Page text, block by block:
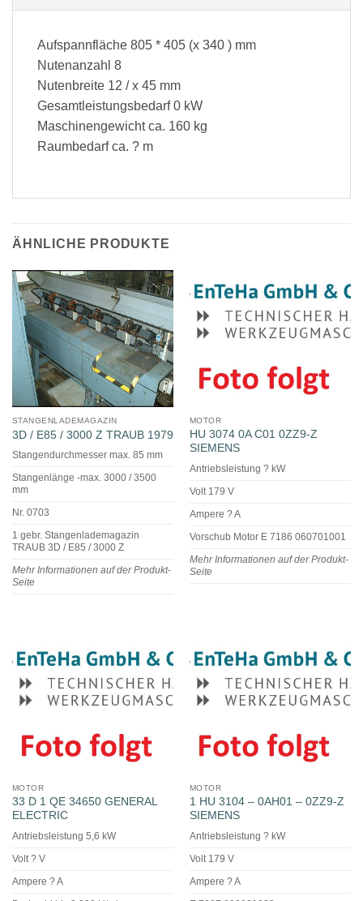
Aufspannfläche 805 * 405 (x 340 ) mm
Nutenanzahl 8
Nutenbreite 12 / x 45 mm
Gesamtleistungsbedarf 0 kW
Maschinengewicht ca. 160 kg
Raumbedarf ca. ? m
ÄHNLICHE PRODUKTE
STANGENLADEMAGAZIN
3D / E85 / 3000 Z TRAUB 1979
Stangendurchmesser max. 85 mm
Stangenlänge -max. 3000 / 3500
mm
Nr. 0703
1 gebr. Stangenlademagazin
TRAUB 3D / E85 / 3000 Z
Mehr Informationen auf der Produkt-
Seite
MOTOR
HU 3074 0A C01 0ZZ9-Z
SIEMENS
Antriebsleistung ? kW
Volt 179 V
Ampere ? A
Vorschub Motor E 7186 060701001
Mehr Informationen auf der Produkt-
Seite
MOTOR
33 D 1 QE 34650 GENERAL
ELECTRIC
Antriebsleistung 5,6 kW
Volt ? V
Ampere ? A
MOTOR
1 HU 3104 – 0AH01 – 0ZZ9-Z
SIEMENS
Antriebsleistung ? kW
Volt 179 V
Ampere ? A